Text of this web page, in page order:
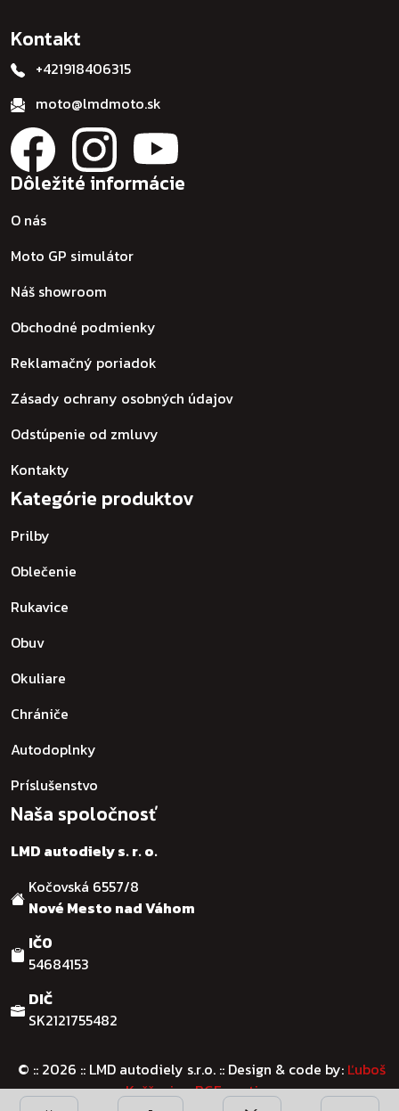
Kontakt
+421918406315
moto@lmdmoto.sk
Dôležité informácie
O nás
Moto GP simulátor
Náš showroom
Obchodné podmienky
Reklamačný poriadok
Zásady ochrany osobných údajov
Odstúpenie od zmluvy
Kontakty
Kategórie produktov
Prilby
Oblečenie
Rukavice
Obuv
Okuliare
Chrániče
Autodoplnky
Príslušenstvo
Naša spoločnosť
LMD autodiely s. r. o.
Kočovská 6557/8
Nové Mesto nad Váhom
IČO
54684153
DIČ
SK2121755482
© :: 2026 :: LMD autodiely s.r.o. :: Design & code by: Ľuboš
Kaššovic - RGFcreative